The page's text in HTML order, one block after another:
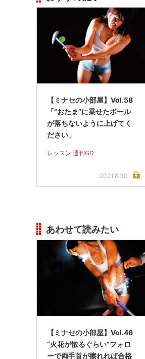
【ミナセの小部屋】Vol.58
「“おたま”に乗せたボール
が落ちないように上げてく
ださい」
レッスン 週刊GD
2021.8.30
あわせて読みたい
【ミナセの小部屋】Vol.46
“火花が散るぐらい”フォロ
ーで両手首が擦れれば合格